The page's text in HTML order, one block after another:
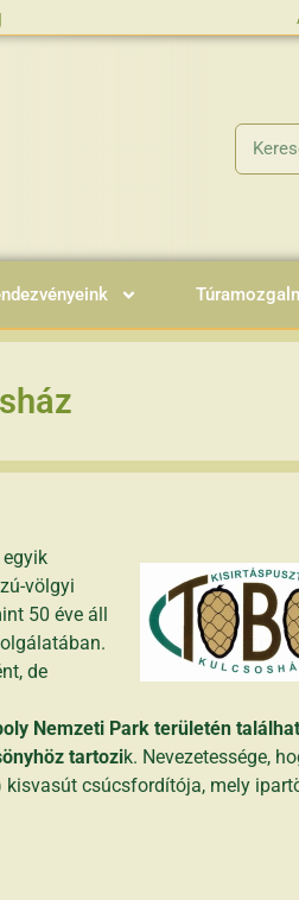
völgyi
50 éve áll
de
Nemzeti Park területén
tartozik. Nevezetessége,
csúcsfordítója, mely